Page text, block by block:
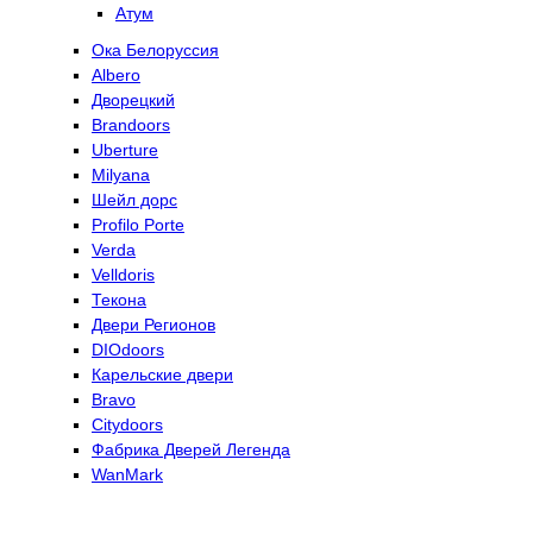
Атум
Ока Белоруссия
Albero
Дворецкий
Brandoors
Uberture
Milyana
Шейл дорс
Profilo Porte
Verda
Velldoris
Текона
Двери Регионов
DIOdoors
Карельские двери
Bravo
Citydoors
Фабрика Дверей Легенда
WanMark